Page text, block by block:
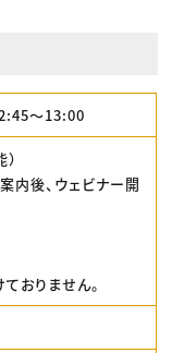
〜13:00
後、ウェビナー開
おりません。